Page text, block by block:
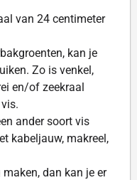
van 24 centimeter
kan je
Zo is venkel,
en/of zeekraal
ander soort vis
kabeljauw, makreel,
dan kan je er